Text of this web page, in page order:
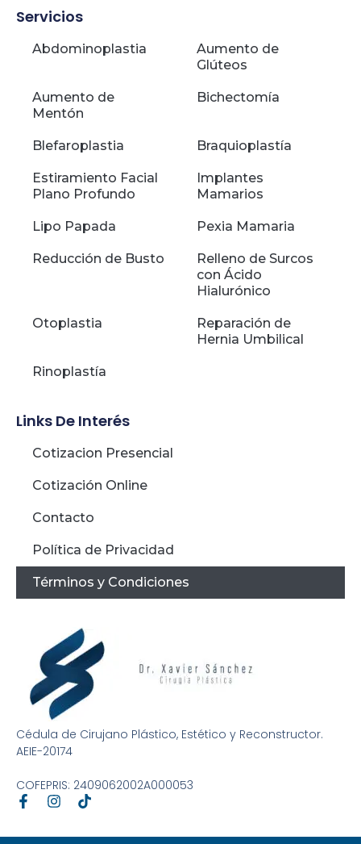
Cédula de Cirujano Plástico, Estético y Reconstructor.
AEIE-20174
COFEPRIS: 2409062002A000053
Servicios
Abdominoplastia
Aumento de
Glúteos
Aumento de
Mentón
Bichectomía
Blefaroplastia Braquioplastía
Estiramiento Facial
Plano Profundo
Implantes
Mamarios
Lipo Papada Pexia Mamaria
Reducción de Busto
Relleno de Surcos
con Ácido
Hialurónico
Otoplastia
Reparación de
Hernia Umbilical
Rinoplastía
Links De Interés
Cotizacion Presencial
Cotización Online
Contacto
Política de Privacidad
Términos y Condiciones